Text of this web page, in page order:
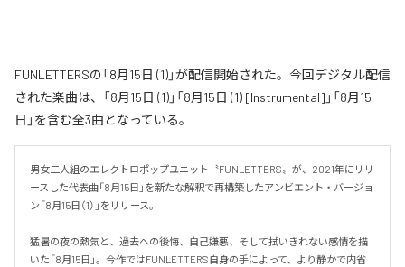
FUNLETTERSの「8月15日 (1)」が配信開始された。今回デジタル配信
された楽曲は、「8月15日 (1)」「8月15日 (1) [Instrumental]」「8月15
日」を含む全3曲となっている。
男女二人組のエレクトロポップユニット〝FUNLETTERS〟が、2021年にリリ
ースした代表曲「8月15日」を新たな解釈で再構築したアンビエント・バージョ
ン「8月15日（1）」をリリース。
猛暑の夜の熱気と、過去への後悔、自己嫌悪、そして拭いきれない感情を描
いた「8月15日」。今作ではFUNLETTERS自身の手によって、より静かで内省